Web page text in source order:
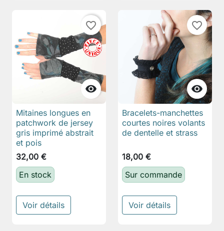

favorite_border
Mitaines longues en
patchwork de jersey
gris imprimé abstrait
et pois
32,00 €
En stock
Voir détails

favorite_border
Bracelets-manchettes
courtes noires volants
de dentelle et strass
18,00 €
Sur commande
Voir détails